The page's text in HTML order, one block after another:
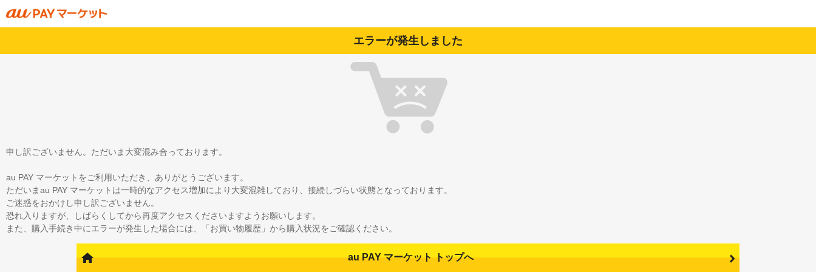
エラーが発生しました
申し訳ございません。ただいま大変混み合っております。
au PAY マーケットをご利用いただき、ありがとうございます。
ただいまau PAY マーケットは一時的なアクセス増加により大変混雑しており、接続しづらい状態となっております。
ご迷惑をおかけし申し訳ございません。
恐れ入りますが、しばらくしてから再度アクセスくださいますようお願いします。
また、購入手続き中にエラーが発生した場合には、「お買い物履歴」から購入状況をご確認ください。
au PAY マーケット トップへ